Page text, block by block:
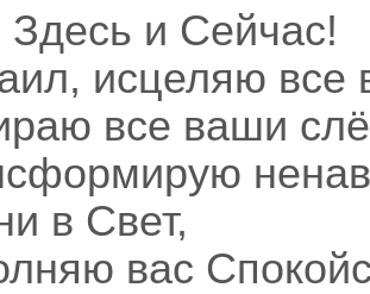
Здесь и Сейчас!
исцеляю все
все ваши
в Свет,
вас